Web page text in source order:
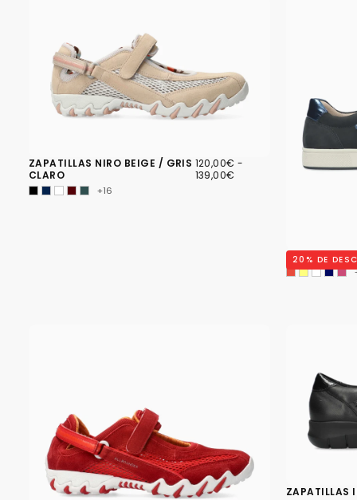
ZAPATILLAS NIRO BEIGE / GRIS
CLARO
120,00€
PRECIO
MÍNIMO
120,00€ -
139,00€
+16
ZAPATILLAS
20 % DE
ZAPATILLAS